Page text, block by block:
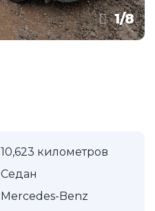
1/8
10,623 километров
Седан
Mercedes-Benz